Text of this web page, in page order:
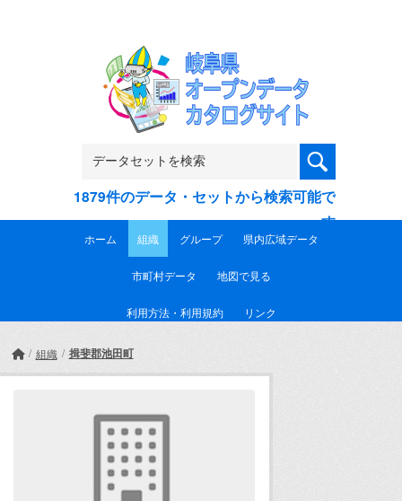
1879件のデータ・セットから検索可能で
す
ホーム 組織 グループ 県内広域データ
市町村データ 地図で見る
利用方法・利用規約 リンク
組織 揖斐郡池田町